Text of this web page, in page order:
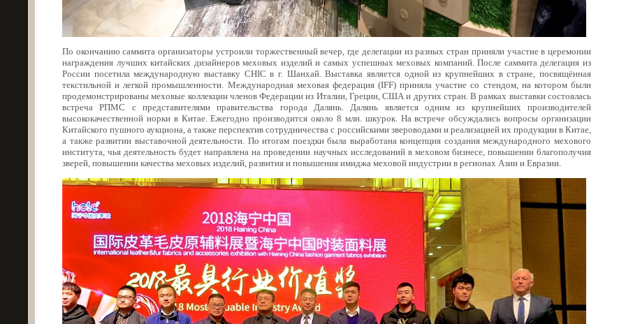
По окончанию саммита организаторы устроили торжественный вечер, где делегации из разных стран приняли участие в церемонии
награждения лучших китайских дизайнеров меховых изделий и самых успешных меховых компаний. После саммита делегация из
России посетила международную выставку CHIC в г. Шанхай. Выставка является одной из крупнейших в стране, посвящённая
текстильной и легкой промышленности. Международная меховая федерация (IFF) приняла участие со стендом, на котором были
продемонстрированы меховые коллекции членов Федерации из Италии, Греции, США и других стран. В рамках выставки состоялась
встреча РПМС с представителями правительства города Далянь. Далянь является одним из крупнейших производителей
высококачественной норки в Китае. Ежегодно производится около 8 млн. шкурок. На встрече обсуждались вопросы организации
Китайского пушного аукциона, а также перспектив сотрудничества с российскими звероводами и реализацией их продукции в Китае,
а также развитии выставочной деятельности. По итогам поездки была выработана концепция создания международного мехового
института, чья деятельность будет направлена на проведении научных исследований в меховом бизнесе, повышении благополучия
зверей, повышении качества меховых изделий, развития и повышения имиджа меховой индустрии в регионах Азии и Евразии.